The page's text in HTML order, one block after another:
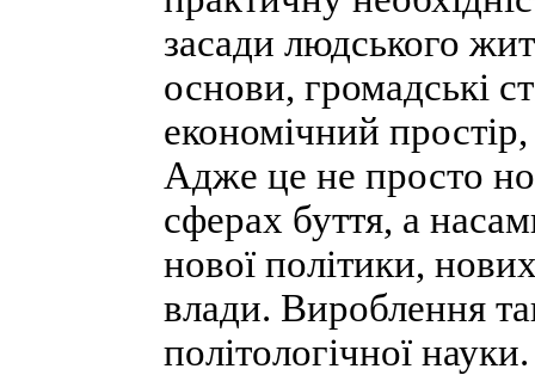
засади людського
основи, громадські
економічний
Адже це не просто
сферах буття, а
нової політики,
влади. Вироблення
політологічної науки.